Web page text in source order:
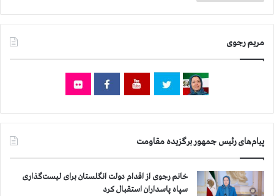
مریم رجوی
پیام‌های رئیس جمهور برگزیده مقاومت
خانم رجوی از اقدام دولت انگلستان برای لیست‌گذاری
سپاه پاسداران استقبال کرد